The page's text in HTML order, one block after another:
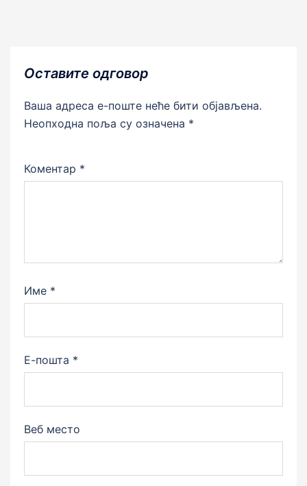
Оставите одговор
Ваша адреса е-поште неће бити објављена.
Неопходна поља су означена *
Коментар *
Име *
Е-пошта *
Веб место